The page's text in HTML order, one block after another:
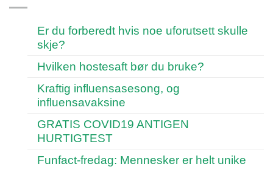
Er du forberedt hvis noe uforutsett skulle
skje?
Hvilken hostesaft bør du bruke?
Kraftig influensasesong, og
influensavaksine
GRATIS COVID19 ANTIGEN
HURTIGTEST
Funfact-fredag: Mennesker er helt unike